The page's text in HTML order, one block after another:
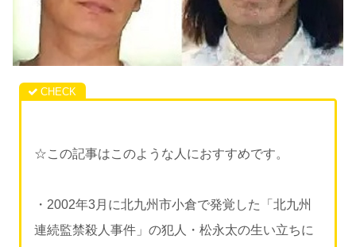
☆この記事はこのような人におすすめです。
・2002年3月に北九州市小倉で発覚した「北九州
連続監禁殺人事件」の犯人・松永太の生い立ちに